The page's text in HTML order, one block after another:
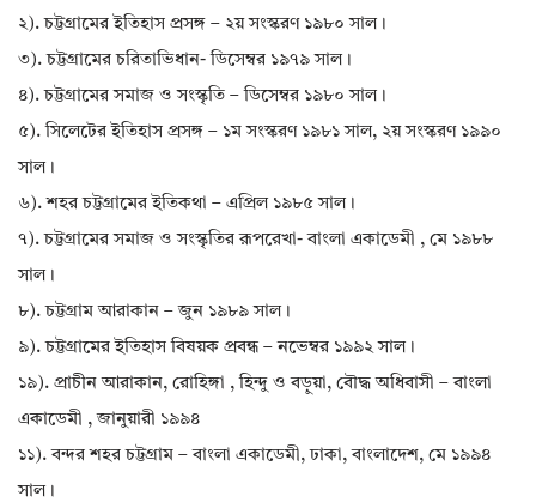
২). চট্টগ্রামের ইতিহাস প্রসঙ্গ – ২য় সংস্করণ ১৯৮০ সাল।
৩). চট্টগ্রামের চরিতাভিধান- ডিসেম্বর ১৯৭৯ সাল।
৪). চট্টগ্রামের সমাজ ও সংস্কৃতি – ডিসেম্বর ১৯৮০ সাল।
৫). সিলেটের ইতিহাস প্রসঙ্গ – ১ম সংস্করণ ১৯৮১ সাল, ২য় সংস্করণ ১৯৯০
সাল।
৬). শহর চট্টগ্রামের ইতিকথা – এপ্রিল ১৯৮৫ সাল।
৭). চট্টগ্রামের সমাজ ও সংস্কৃতির রূপরেখা- বাংলা একাডেমী , মে ১৯৮৮
সাল।
৮). চট্টগ্রাম আরাকান – জুন ১৯৮৯ সাল।
৯). চট্টগ্রামের ইতিহাস বিষয়ক প্রবন্ধ – নভেম্বর ১৯৯২ সাল।
১৯). প্রাচীন আরাকান, রোহিঙ্গা , হিন্দু ও বড়ুয়া, বৌদ্ধ অধিবাসী – বাংলা
একাডেমী , জানুয়ারী ১৯৯৪
১১). বন্দর শহর চট্টগ্রাম – বাংলা একাডেমী, ঢাকা, বাংলাদেশ, মে ১৯৯৪
সাল।